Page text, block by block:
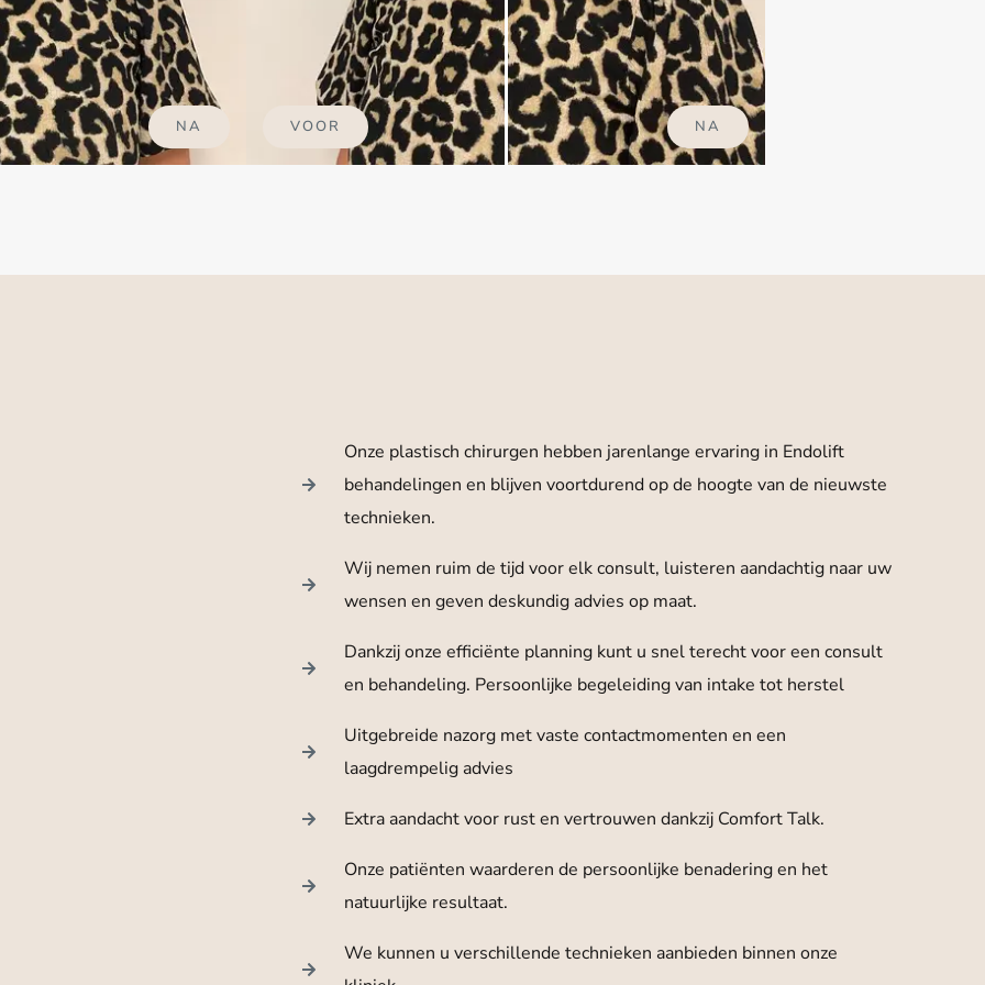
NA VOOR NA
Onze plastisch chirurgen hebben jarenlange ervaring in Endolift
behandelingen en blijven voortdurend op de hoogte van de nieuwste
technieken.
Wij nemen ruim de tijd voor elk consult, luisteren aandachtig naar uw
wensen en geven deskundig advies op maat.
Dankzij onze efficiënte planning kunt u snel terecht voor een consult
en behandeling. Persoonlijke begeleiding van intake tot herstel
Uitgebreide nazorg met vaste contactmomenten en een
laagdrempelig advies
Extra aandacht voor rust en vertrouwen dankzij Comfort Talk.
Onze patiënten waarderen de persoonlijke benadering en het
natuurlijke resultaat.
We kunnen u verschillende technieken aanbieden binnen onze